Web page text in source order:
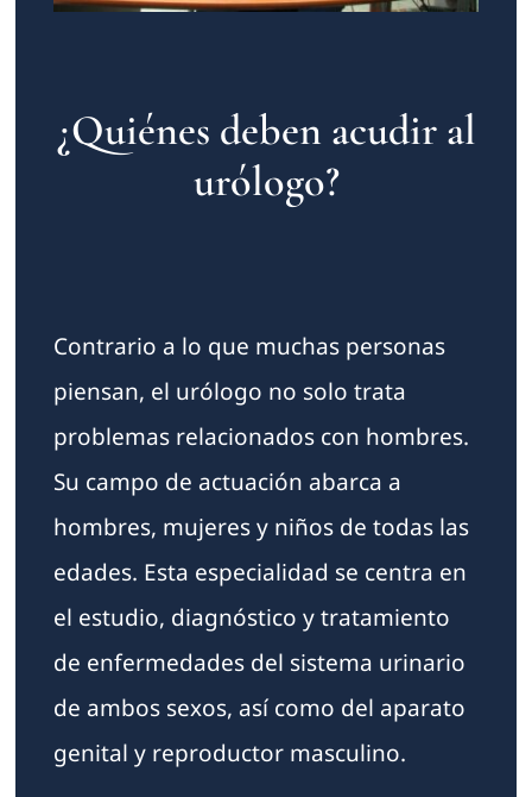
¿Quiénes deben acudir al
urólogo?
Contrario a lo que muchas personas
piensan, el urólogo no solo trata
problemas relacionados con hombres.
Su campo de actuación abarca a
hombres, mujeres y niños de todas las
edades. Esta especialidad se centra en
el estudio, diagnóstico y tratamiento
de enfermedades del sistema urinario
de ambos sexos, así como del aparato
genital y reproductor masculino.